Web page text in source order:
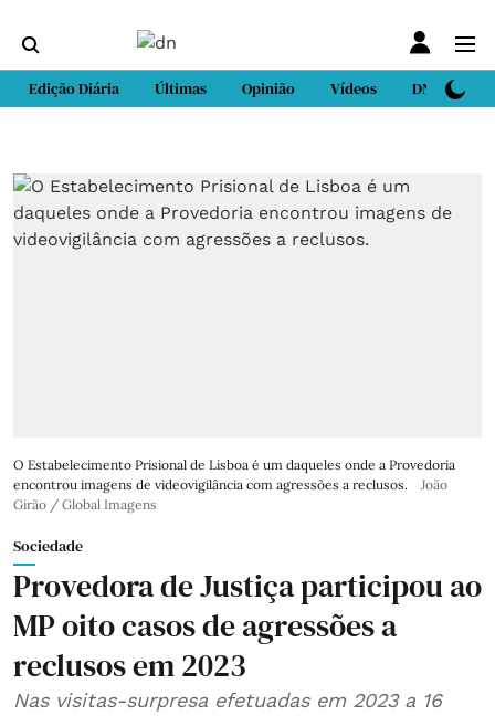
Edição Diária Últimas Opinião Vídeos DN Sport
O Estabelecimento Prisional de Lisboa é um daqueles onde a Provedoria
encontrou imagens de videovigilância com agressões a reclusos.
João
Girão / Global Imagens
Sociedade
Provedora de Justiça participou ao
MP oito casos de agressões a
reclusos em 2023
Nas visitas-surpresa efetuadas em 2023 a 16